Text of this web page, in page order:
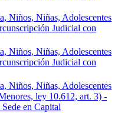
Niños, Niñas, Adolescentes
Judicial con
Niños, Niñas, Adolescentes
Judicial con
Niños, Niñas, Adolescentes
ley 10.612, art. 3) -
en Capital